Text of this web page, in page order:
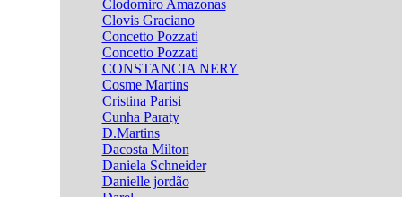
Clodomiro Amazonas
Clovis Graciano
Concetto Pozzati
Concetto Pozzati
CONSTANCIA NERY
Cosme Martins
Cristina Parisi
Cunha Paraty
D.Martins
Dacosta Milton
Daniela Schneider
Danielle jordão